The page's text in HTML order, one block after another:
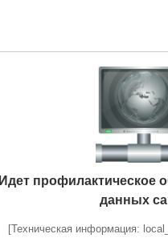
Идет профилактическое
данных
[Техническая информация: